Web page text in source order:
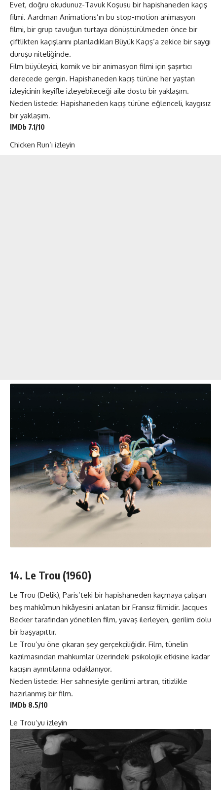
Evet, doğru okudunuz-Tavuk Koşusu bir hapishaneden kaçış
filmi. Aardman Animations’ın bu stop-motion animasyon
filmi, bir grup tavuğun turtaya dönüştürülmeden önce bir
çiftlikten kaçışlarını planladıkları Büyük Kaçış’a zekice bir saygı
duruşu niteliğinde.
Film büyüleyici, komik ve bir animasyon filmi için şaşırtıcı
derecede gergin. Hapishaneden kaçış türüne her yaştan
izleyicinin keyifle izleyebileceği aile dostu bir yaklaşım.
Neden listede: Hapishaneden kaçış türüne eğlenceli, kaygısız
bir yaklaşım.
IMDb 7.1/10
Chicken Run‘ı izleyin
14. Le Trou (1960)
Le Trou (Delik), Paris’teki bir hapishaneden kaçmaya çalışan
beş mahkûmun hikâyesini anlatan bir Fransız filmidir. Jacques
Becker tarafından yönetilen film, yavaş ilerleyen, gerilim dolu
bir başyapıttır.
Le Trou’yu öne çıkaran şey gerçekçiliğidir. Film, tünelin
kazılmasından mahkumlar üzerindeki psikolojik etkisine kadar
kaçışın ayrıntılarına odaklanıyor.
Neden listede: Her sahnesiyle gerilimi artıran, titizlikle
hazırlanmış bir film.
IMDb 8.5/10
Le Trou‘yu izleyin